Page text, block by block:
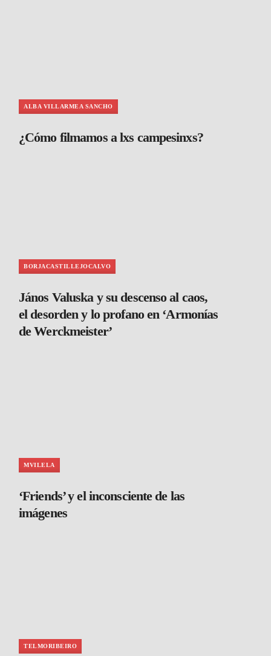
ALBA VILLARMEA SANCHO
¿Cómo filmamos a lxs campesinxs?
BORJACASTILLEJOCALVO
János Valuska y su descenso al caos,
el desorden y lo profano en ‘Armonías
de Werckmeister’
MVILELA
‘Friends’ y el inconsciente de las
imágenes
TELMORIBEIRO